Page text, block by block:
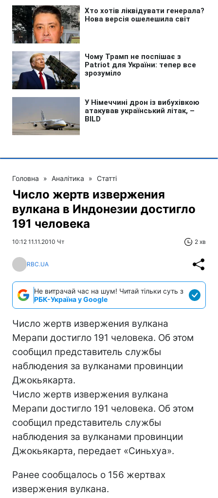
Головна » Аналітика » Статті
Число жертв извержения
вулкана в Индонезии достигло
191 человека
10:12 11.11.2010 Чт 2 хв
RBC.UA
Не витрачай час на шум! Читай тільки суть з
РБК-Україна у Google
Число жертв извержения вулкана
Мерапи достигло 191 человека. Об этом
сообщил представитель службы
наблюдения за вулканами провинции
Джокьякарта.
Число жертв извержения вулкана
Мерапи достигло 191 человека. Об этом
сообщил представитель службы
наблюдения за вулканами провинции
Джокьякарта, передает «Синьхуа».
Ранее сообщалось о 156 жертвах
извержения вулкана.